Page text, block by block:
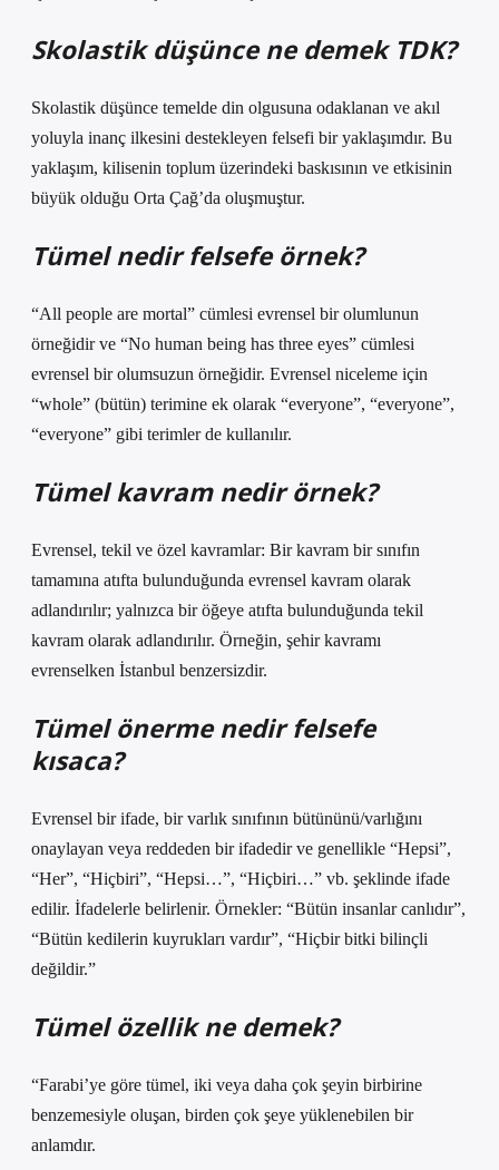
Skolastik düşünce ne demek TDK?
Skolastik düşünce temelde din olgusuna odaklanan ve akıl
yoluyla inanç ilkesini destekleyen felsefi bir yaklaşımdır. Bu
yaklaşım, kilisenin toplum üzerindeki baskısının ve etkisinin
büyük olduğu Orta Çağ’da oluşmuştur.
Tümel nedir felsefe örnek?
“All people are mortal” cümlesi evrensel bir olumlunun
örneğidir ve “No human being has three eyes” cümlesi
evrensel bir olumsuzun örneğidir. Evrensel niceleme için
“whole” (bütün) terimine ek olarak “everyone”, “everyone”,
“everyone” gibi terimler de kullanılır.
Tümel kavram nedir örnek?
Evrensel, tekil ve özel kavramlar: Bir kavram bir sınıfın
tamamına atıfta bulunduğunda evrensel kavram olarak
adlandırılır; yalnızca bir öğeye atıfta bulunduğunda tekil
kavram olarak adlandırılır. Örneğin, şehir kavramı
evrenselken İstanbul benzersizdir.
Tümel önerme nedir felsefe
kısaca?
Evrensel bir ifade, bir varlık sınıfının bütününü/varlığını
onaylayan veya reddeden bir ifadedir ve genellikle “Hepsi”,
“Her”, “Hiçbiri”, “Hepsi…”, “Hiçbiri…” vb. şeklinde ifade
edilir. İfadelerle belirlenir. Örnekler: “Bütün insanlar canlıdır”,
“Bütün kedilerin kuyrukları vardır”, “Hiçbir bitki bilinçli
değildir.”
Tümel özellik ne demek?
“Farabi’ye göre tümel, iki veya daha çok şeyin birbirine
benzemesiyle oluşan, birden çok şeye yüklenebilen bir
anlamdır.